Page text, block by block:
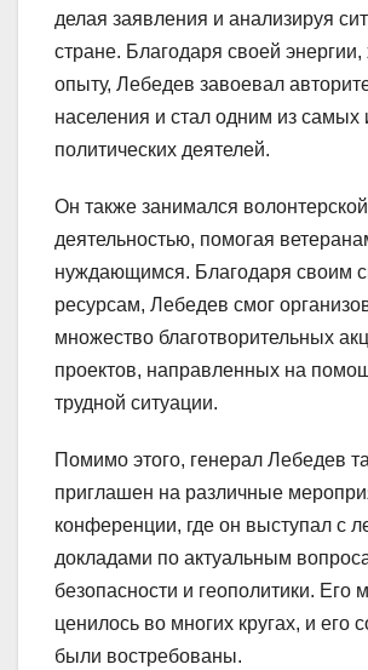
делая заявления и анализируя
стране. Благодаря своей энергии,
опыту, Лебедев завоевал
населения и стал одним из самых
политических деятелей.
Он также занимался волонтерской
деятельностью, помогая
нуждающимся. Благодаря своим
ресурсам, Лебедев смог
множество благотворительных
проектов, направленных на
трудной ситуации.
Помимо этого, генерал Лебедев
приглашен на различные
конференции, где он выступал с
докладами по актуальным
безопасности и геополитики. Его
ценилось во многих кругах, и его
были востребованы.